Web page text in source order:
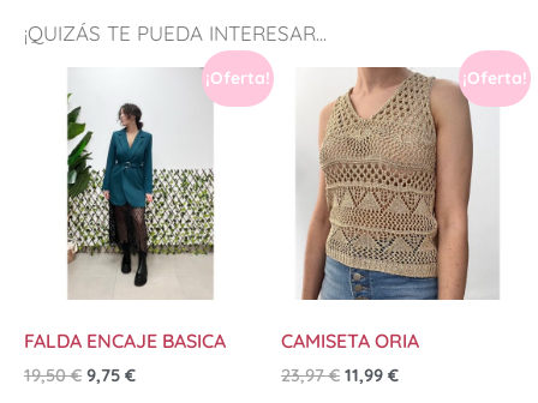
¡QUIZÁS TE PUEDA INTERESAR...
¡Oferta!
FALDA ENCAJE BASICA
19,50€ 9,75 €
¡Oferta!
CAMISETA ORIA
23,97€ 11,99 €